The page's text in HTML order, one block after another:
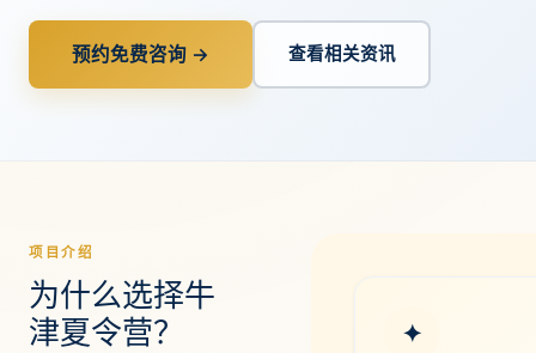
预约免费咨询 → 查看相关资讯
项目介绍
为什么选择牛
津夏令营？
✦